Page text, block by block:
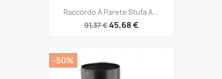
Raccordo A Parete Stufa A...
91,37 €45,68 €
-50%